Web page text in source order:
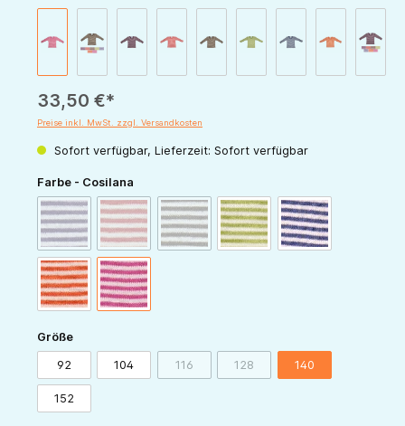
33,50 €*
Preise inkl. MwSt. zzgl. Versandkosten
Sofort verfügbar, Lieferzeit: Sofort verfügbar
Farbe - Cosilana
pflaume-natur
(Diese Option ist zurzeit nicht verfügbar.)
rot-natur
(Diese Option ist zurzeit nicht verfügbar.)
schoko-natur
(Diese Option ist zurzeit nicht verfügbar.)
grün-naturmarine-natur
orange-naturpink-natur
Größeauswählen
92 104 116(Diese Option ist zurzeit nicht verfügbar.)
128(Diese Option ist zurzeit nicht
140
152